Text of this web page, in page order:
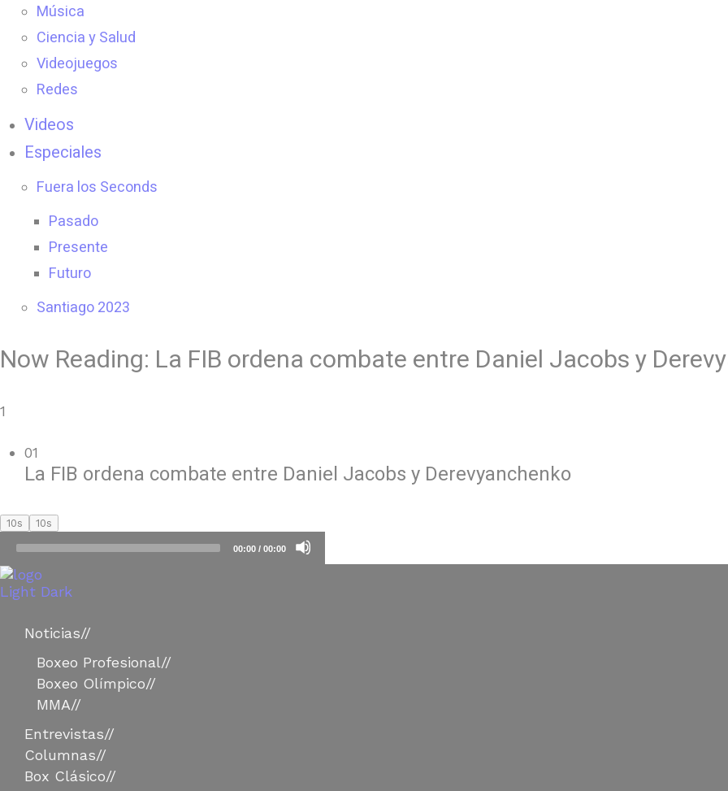
Música
Ciencia y Salud
Videojuegos
Redes
Videos
Especiales
Fuera los Seconds
Pasado
Presente
Futuro
Santiago 2023
Now Reading: La FIB ordena combate entre Daniel Jacobs y
1
01
La FIB ordena combate entre Daniel Jacobs y Derevyanchenko
10s 10s
Player
00:00 / 00:00
Light Dark
Noticias//
Boxeo Profesional//
Boxeo Olímpico//
MMA//
Entrevistas//
Columnas//
Box Clásico//